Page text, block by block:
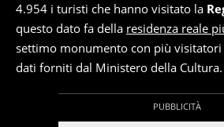
4.954 i turisti che hanno visitato la
questo dato fa della residenza reale
settimo monumento con più visitatori
dati forniti dal Ministero della Cultura.